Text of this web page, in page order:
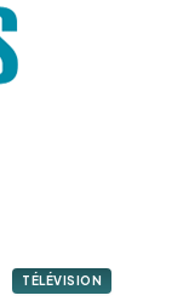
TÉLÉVISION